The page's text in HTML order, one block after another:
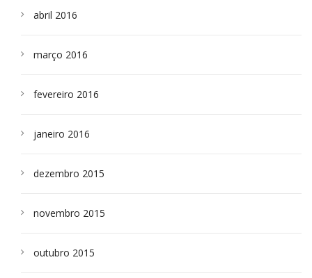
abril 2016
março 2016
fevereiro 2016
janeiro 2016
dezembro 2015
novembro 2015
outubro 2015